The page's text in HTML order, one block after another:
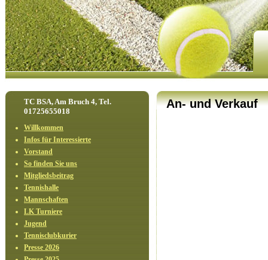
TC BSA, Am Bruch 4, Tel.
01725655018
Willkommen
Infos für Interessierte
Vorstand
So finden Sie uns
Mitgliedsbeitrag
Tennishalle
Mannschaften
LK Turniere
Jugend
Tennisclubkurier
Presse 2026
An- und Verkauf